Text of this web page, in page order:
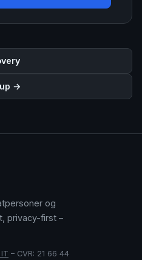
→
og
privacy-first –
– CVR: 21 66 44